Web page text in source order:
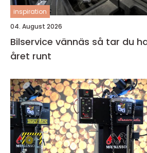
inspiration
04. August 2026
Bilservice vännäs så tar du hand om bilen
året runt